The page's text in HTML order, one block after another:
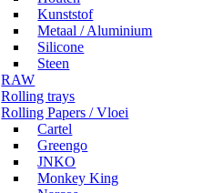
Kunststof
Metaal / Aluminium
Silicone
Steen
RAW
Rolling trays
Rolling Papers / Vloei
Cartel
Greengo
JNKO
Monkey King